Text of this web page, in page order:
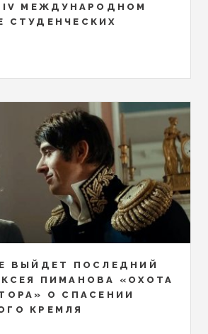
IV МЕЖДУНАРОДНОМ
СТУДЕНЧЕСКИХ
ВЫЙДЕТ ПОСЛЕДНИЙ
ПИМАНОВА «ОХОТА
О СПАСЕНИИ
КРЕМЛЯ